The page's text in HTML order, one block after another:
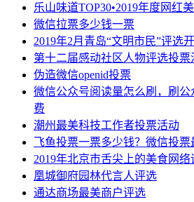
乐山味道TOP30•2019年度网红
微信拉票多少钱一票
2019年2月青岛“文明市民”评选
第十二届感动社区人物评选投票
伪造微信openid投票
微信公众号阅读量怎么刷，刷
费
潮州最美科技工作者投票活动
飞鱼投票一票多少钱？微信投
2019年北京市舌尖上的美食网络
凰城御府园林代言人评选
通达商场最美商户评选